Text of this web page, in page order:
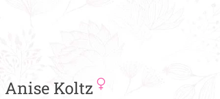
Anise Koltz